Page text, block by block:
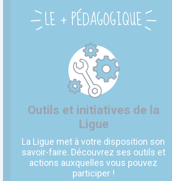
LE + PÉDAGOGIQUE
Outils et initiatives de la
Ligue
La Ligue met à votre disposition son
savoir-faire. Découvrez ses outils et
actions auxquelles vous pouvez
participer !